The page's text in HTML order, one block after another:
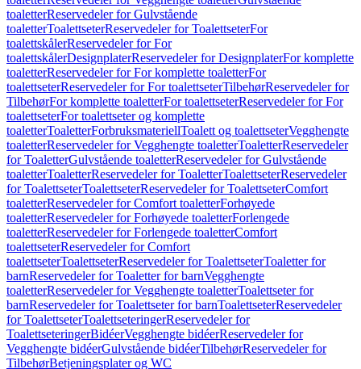
toaletterReservedeler for Gulvstående
toaletterToalettseterReservedeler for ToalettseterFor
toalettskålerReservedeler for For
toalettskålerDesignplaterReservedeler for DesignplaterFor komplette
toaletterReservedeler for For komplette toaletterFor
toalettseterReservedeler for For toalettseterTilbehørReservedeler for
TilbehørFor komplette toaletterFor toalettseterReservedeler for For
toalettseterFor toalettseter og komplette
toaletterToaletterForbruksmateriellToalett og toalettseterVegghengte
toaletterReservedeler for Vegghengte toaletterToaletterReservedeler
for ToaletterGulvstående toaletterReservedeler for Gulvstående
toaletterToaletterReservedeler for ToaletterToalettseterReservedeler
for ToalettseterToalettseterReservedeler for ToalettseterComfort
toaletterReservedeler for Comfort toaletterForhøyede
toaletterReservedeler for Forhøyede toaletterForlengede
toaletterReservedeler for Forlengede toaletterComfort
toalettseterReservedeler for Comfort
toalettseterToalettseterReservedeler for ToalettseterToaletter for
barnReservedeler for Toaletter for barnVegghengte
toaletterReservedeler for Vegghengte toaletterToalettseter for
barnReservedeler for Toalettseter for barnToalettseterReservedeler
for ToalettseterToalettseteringerReservedeler for
ToalettseteringerBidéerVegghengte bidéerReservedeler for
Vegghengte bidéerGulvstående bidéerTilbehørReservedeler for
TilbehørBetjeningsplater og WC